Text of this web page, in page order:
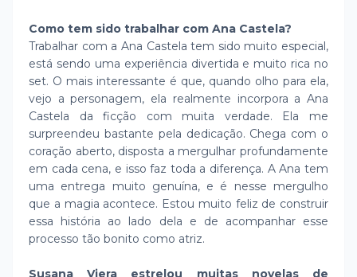
Como tem sido trabalhar com Ana Castela?
Trabalhar com a Ana Castela tem sido muito especial,
está sendo uma experiência divertida e muito rica no
set. O mais interessante é que, quando olho para ela,
vejo a personagem, ela realmente incorpora a Ana
Castela da ficção com muita verdade. Ela me
surpreendeu bastante pela dedicação. Chega com o
coração aberto, disposta a mergulhar profundamente
em cada cena, e isso faz toda a diferença. A Ana tem
uma entrega muito genuína, e é nesse mergulho
que a magia acontece. Estou muito feliz de construir
essa história ao lado dela e de acompanhar esse
processo tão bonito como atriz.
Susana Viera estrelou muitas novelas de